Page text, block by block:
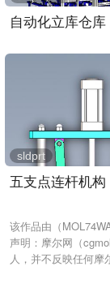
自动化立库仓
五支点连杆机构
sldprt
该作品由（
声明：摩尔网（
人，并不反映任何摩